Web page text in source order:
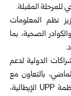
للمرحلة المقبلة.
نظم المعلومات
الصحية، بما
الدولية لدعم
بالتعاون مع
الاتحاد الأوروبي، ومنظمة الصحة العالمية، ومنظمة UPP الإيطالية،